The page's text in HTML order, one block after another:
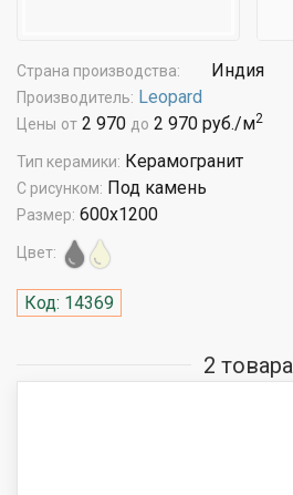
Страна производства: Индия
Производитель: Leopard
Цены от 2 970 до 2 970 руб./м2
Тип керамики: Керамогранит
С рисунком: Под камень
Размер: 600x1200
Цвет:
Код: 14369
2 товара